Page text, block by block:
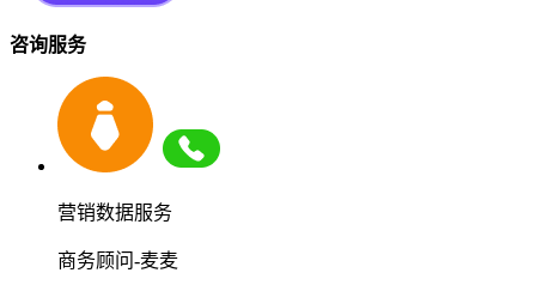
咨询服务
营销数据服务
商务顾问-麦麦